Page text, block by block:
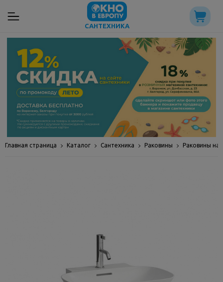
САНТЕХНИКА
Главная страница Каталог Сантехника Раковины Раковины